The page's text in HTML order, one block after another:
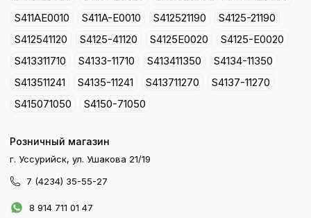
S411AE0010
S411A-E0010 S412521190
S4125-21190
S412541120
S4125-41120 S4125E0020
S4125-E0020
S413311710
S4133-11710 S413411350
S4134-11350
S413511241
S4135-11241 S413711270
S4137-11270
S415071050
S4150-71050
Розничный магазин
г. Уссурийск, ул. Ушакова 21/19
7 (4234) 35-55-27
8 914 711 01 47